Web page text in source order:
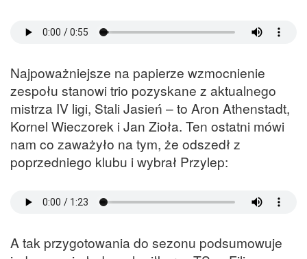
Najpoważniejsze na papierze wzmocnienie
zespołu stanowi trio pozyskane z aktualnego
mistrza IV ligi, Stali Jasień – to Aron Athenstadt,
Kornel Wieczorek i Jan Zioła. Ten ostatni mówi
nam co zaważyło na tym, że odszedł z
poprzedniego klubu i wybrał Przylep:
A tak przygotowania do sezonu podsumowuje